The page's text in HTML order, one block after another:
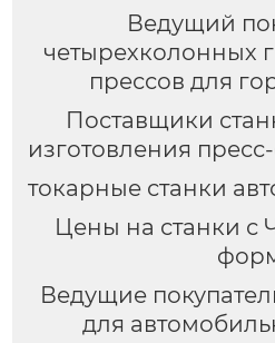
Ведущий
четырехколонных
прессов для
Поставщики
изготовления
токарные станки
Цены на станки с
Ведущие
для